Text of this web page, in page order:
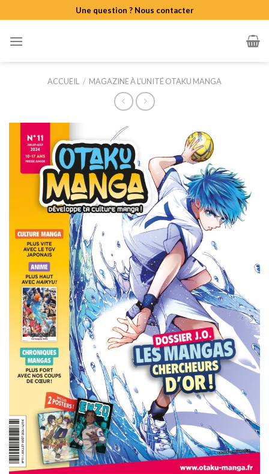
to
content
Une question ? Nous contacter
ACCUEIL / MAGAZINE À L'UNITÉ OTAKU MANGA